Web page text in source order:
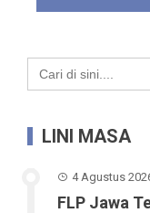
Search
for:
LINI MASA
4 Agustus
FLP Jawa